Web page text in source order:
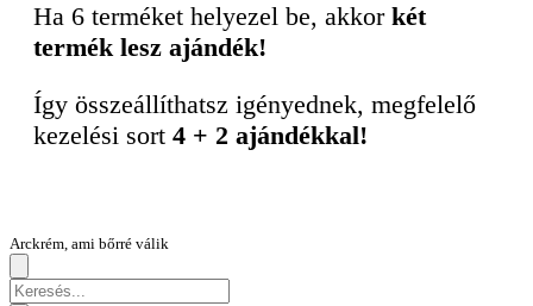
Ha 6 terméket helyezel be, akkor két
termék lesz ajándék!
Így összeállíthatsz igényednek, megfelelő
kezelési sort 4 + 2 ajándékkal!
Arckrém, ami bőrré válik